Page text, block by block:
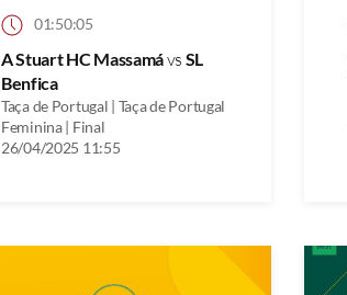
01:50:05
A Stuart HC Massamávs SL
Benfica
Taça de Portugal | Taça de Portugal
Feminina | Final
26/04/2025 11:55